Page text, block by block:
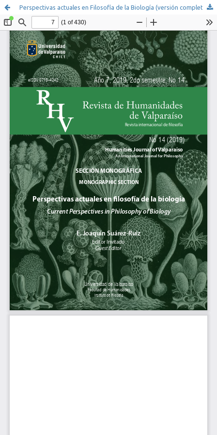
Perspectivas actuales en Filosofía de la Biología (versión completa)